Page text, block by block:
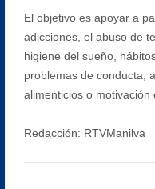
El objetivo es apoyar a
adicciones, el abuso de
higiene del sueño,
problemas de conducta,
alimenticios o motivación
Redacción: RTVManilva